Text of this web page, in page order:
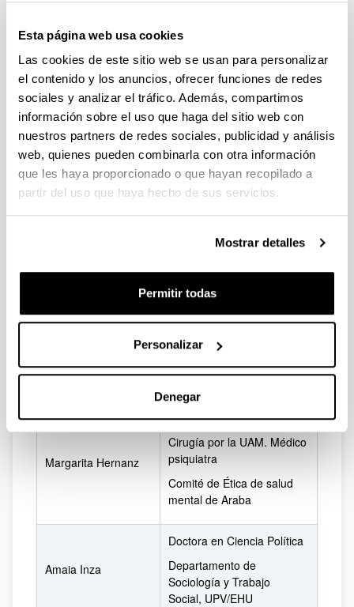
Esta página web usa cookies
Las cookies de este sitio web se usan para personalizar
el contenido y los anuncios, ofrecer funciones de redes
sociales y analizar el tráfico. Además, compartimos
información sobre el uso que haga del sitio web con
nuestros partners de redes sociales, publicidad y análisis
web, quienes pueden combinarla con otra información
que les haya proporcionado o que hayan recopilado a
partir del uso que haya hecho de sus servicios.
Mostrar detalles
Permitir todas
Personalizar
Denegar
UPV/EHU
Ixone Fernández de
Labastida
Doctora en Antropología
Departamento de
Antropología Social y
Filosofía de los Valores,
Doctora en Derechos
Universidad de Deusto
Comité de Ética en
Bizkaia
Julio Gómez Cañedo
Médico. Unidad de
Cuidados Paliativos.
Hospital San Juan de Dios
Margarita Hernanz
Doctora en Medicina y
Cirugía por la UAM. Médico
psiquiatra
Comité de Ética de salud
mental de Araba
Amaia Inza
Doctora en Ciencia Política
Departamento de
Sociología y Trabajo
Social, UPV/EHU